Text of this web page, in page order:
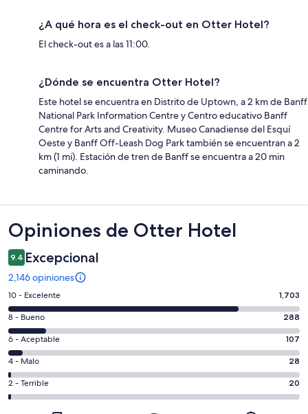
¿A qué hora es el check-out en Otter Hotel?
El check-out es a las 11:00.
¿Dónde se encuentra Otter Hotel?
Este hotel se encuentra en Distrito de Uptown, a 2 km de Banff
National Park Information Centre y Centro educativo Banff
Centre for Arts and Creativity. Museo Canadiense del Esquí
Oeste y Banff Off-Leash Dog Park también se encuentran a 2
km (1 mi). Estación de tren de Banff se encuentra a 20 min
caminando.
Opiniones
Opiniones de Otter Hotel
9.4 Excepcional
2,146 opiniones
Puntuación
de
10,
es
decir,
Excelente.
Basada
en
10 - Excelente 1,703
Puntuación
de
8,
es
decir,
Bueno.
8 - Bueno 288
Puntuación
de
6,
es
decir,
6 - Aceptable 107
Puntuación
de
4,
4 - Malo 28
Puntuación
de
2 - Terrible 20